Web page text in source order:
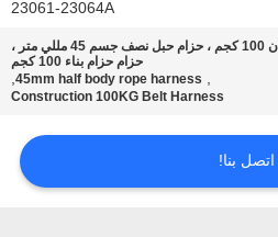
23061-23064A
حزام أمان 100 كجم ، حزام حبل نصف جسم 45 مللي متر ،
حزام حزام بناء 100 كجم
,
45mm half body rope harness
,
Construction 100KG Belt Harness
اتصل بنا!